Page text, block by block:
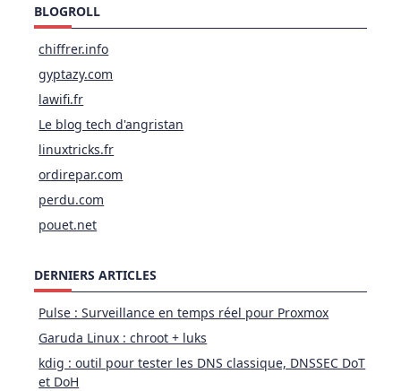
BLOGROLL
chiffrer.info
gyptazy.com
lawifi.fr
Le blog tech d'angristan
linuxtricks.fr
ordirepar.com
perdu.com
pouet.net
DERNIERS ARTICLES
Pulse : Surveillance en temps réel pour Proxmox
Garuda Linux : chroot + luks
kdig : outil pour tester les DNS classique, DNSSEC DoT
et DoH